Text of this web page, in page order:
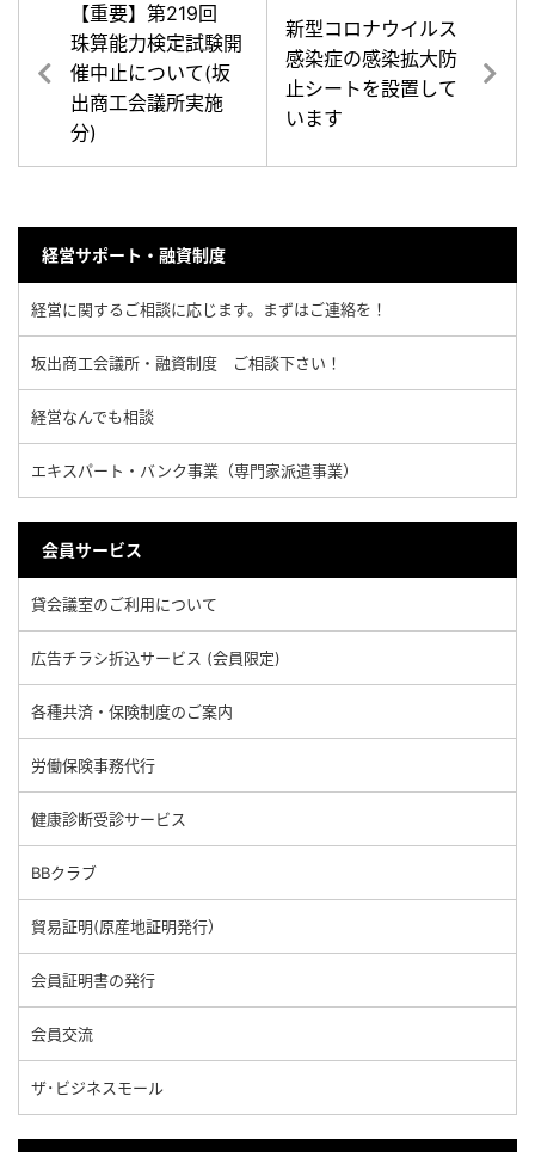
【重要】第219回
珠算能力検定試験開
催中止について(坂
出商工会議所実施
分)
新型コロナウイルス
感染症の感染拡大防
止シートを設置して
います
経営サポート・融資制度
経営に関するご相談に応じます。まずはご連絡を！
坂出商工会議所・融資制度 ご相談下さい！
経営なんでも相談
エキスパート・バンク事業（専門家派遣事業）
会員サービス
貸会議室のご利用について
広告チラシ折込サービス (会員限定)
各種共済・保険制度のご案内
労働保険事務代行
健康診断受診サービス
BBクラブ
貿易証明(原産地証明発行）
会員証明書の発行
会員交流
ザ･ビジネスモール